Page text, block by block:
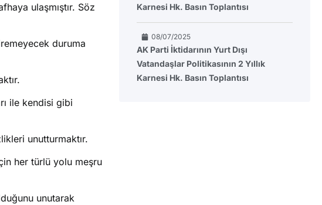
ulaşmıştır. Söz
duruma
ile kendisi gibi
unutturmaktır.
her türlü yolu meşru
unutarak
Karnesi Hk. Basın Toplantısı
08/07/2025
AK Parti İktidarının Yurt Dışı
Vatandaşlar Politikasının 2 Yıllık
Karnesi Hk. Basın Toplantısı